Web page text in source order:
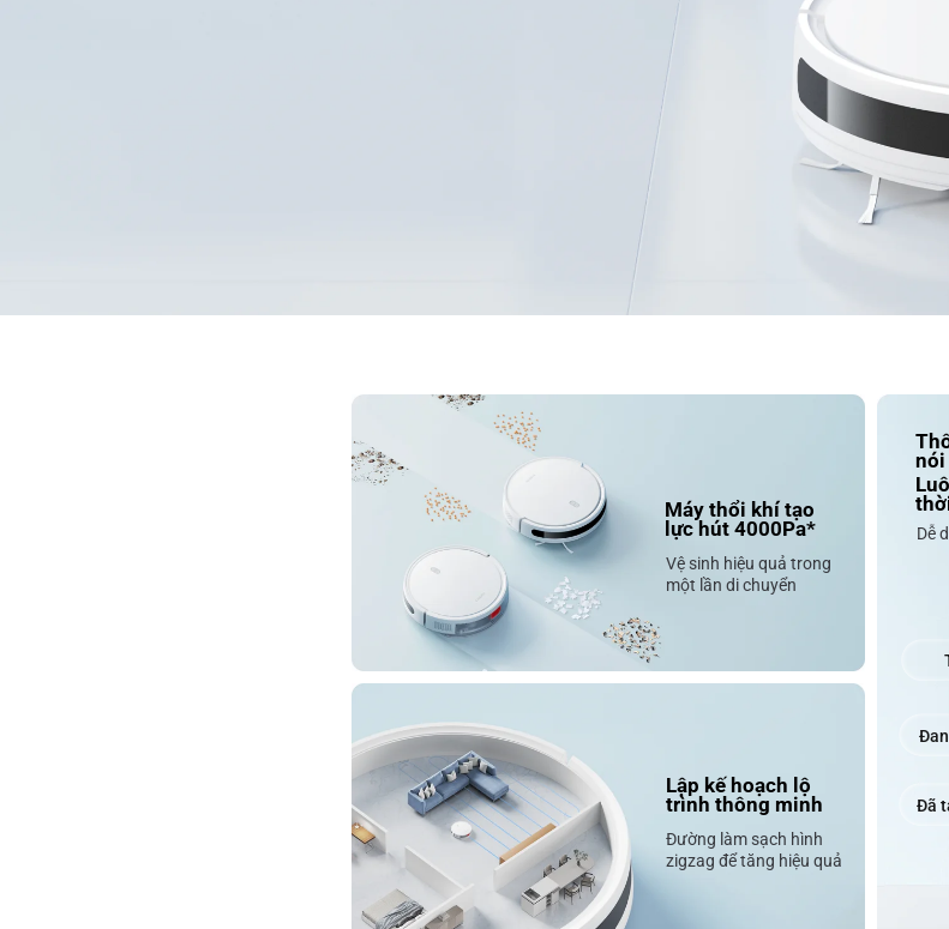
Máy thổi khí tạo
lực hút 4000Pa*
Vệ sinh hiệu quả trong
một lần di chuyển
Lập kế hoạch lộ
trình thông minh
Đường làm sạch hình
zigzag để tăng hiệu quả
nói
Dễ
Đã